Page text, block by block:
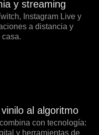
y streaming
Instagram Live y
a distancia y
al algoritmo
con tecnología:
y herramientas de